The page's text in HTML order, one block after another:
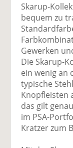
Skarup-
bequem zu
Gewerken
Die Skarup-
ein wenig an
typische
Knopfleisten
das gilt
im PSA-
Kratzer zum